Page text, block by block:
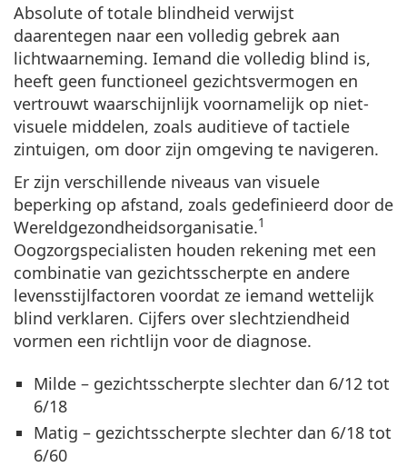
Absolute oftotale blindheid verwijst
daarentegen naar een volledig gebrek aan
lichtwaarneming. Iemand die volledig blind is,
heeft geen functioneel gezichtsvermogen en
vertrouwt waarschijnlijk voornamelijk op niet-
visuele middelen, zoals auditieve of tactiele
zintuigen, om door zijn omgeving te navigeren.
Er zijn verschillende niveaus van visuele
beperking op afstand, zoals gedefinieerd door de
Wereldgezondheidsorganisatie.1
Oogzorgspecialisten houden rekening met een
combinatie van gezichtsscherpte en andere
levensstijlfactoren voordat ze iemand wettelijk
blind verklaren. Cijfers over slechtziendheid
vormen een richtlijn voor de diagnose.
Milde – gezichtsscherpte slechter dan 6/12 tot
6/18
Matig – gezichtsscherpte slechter dan 6/18 tot
6/60